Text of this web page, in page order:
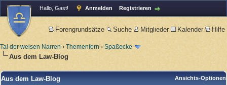
Hallo, Gast! Anmelden Registrieren
Forengrundsätze Suche Mitglieder Kalender Hilfe
Tal der weisen Narren › Themenfern › Spaßecke
Aus dem Law-Blog
Ansichts-Optionen
Aus dem Law-Blog